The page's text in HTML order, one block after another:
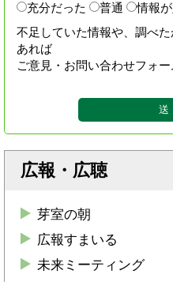
充分だった
普通
情報
不足していた情報や、調べ
あれば
ご意見・お問い合わせフォー
広報・広聴
芽室の朝
広報すまいる
未来ミーティング